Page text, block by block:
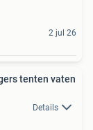
2 jul 26
tenten vaten
Details